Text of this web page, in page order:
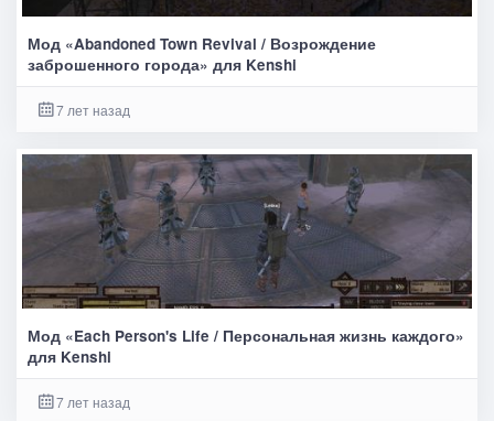
Мод «Abandoned Town Revival / Возрождение
заброшенного города» для Kenshi
7 лет назад
Мод «Each Person's Life / Персональная жизнь каждого»
для Kenshi
7 лет назад